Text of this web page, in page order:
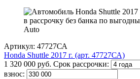
Артикул: 47727СА
Honda Shuttle 2017 г. (арт. 47727СА)
1 320 000 руб. Срок рассрочки:
взнос: